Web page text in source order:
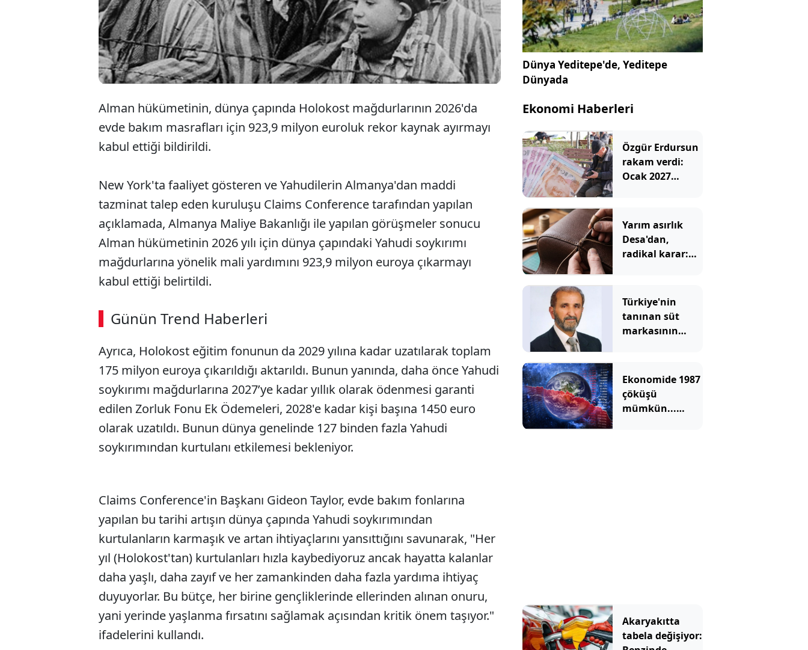
Alman hükümetinin, dünya çapında Holokost mağdurlarının 2026'da
evde bakım masrafları için 923,9 milyon euroluk rekor kaynak ayırmayı
kabul ettiği bildirildi.
New York'ta faaliyet gösteren ve Yahudilerin Almanya'dan maddi
tazminat talep eden kuruluşu Claims Conference tarafından yapılan
açıklamada, Almanya Maliye Bakanlığı ile yapılan görüşmeler sonucu
Alman hükümetinin 2026 yılı için dünya çapındaki Yahudi soykırımı
mağdurlarına yönelik mali yardımını 923,9 milyon euroya çıkarmayı
kabul ettiği belirtildi.
Günün Trend Haberleri
SÖZCÜ SON DAKİKA
Ayrıca, Holokost eğitim fonunun da 2029 yılına kadar uzatılarak toplam
175 milyon euroya çıkarıldığı aktarıldı. Bunun yanında, daha önce Yahudi
soykırımı mağdurlarına 2027’ye kadar yıllık olarak ödenmesi garanti
edilen Zorluk Fonu Ek Ödemeleri, 2028'e kadar kişi başına 1450 euro
olarak uzatıldı. Bunun dünya genelinde 127 binden fazla Yahudi
soykırımından kurtulanı etkilemesi bekleniyor.
Claims Conference'in Başkanı Gideon Taylor, evde bakım fonlarına
yapılan bu tarihi artışın dünya çapında Yahudi soykırımından
kurtulanların karmaşık ve artan ihtiyaçlarını yansıttığını savunarak, "Her
yıl (Holokost'tan) kurtulanları hızla kaybediyoruz ancak hayatta kalanlar
daha yaşlı, daha zayıf ve her zamankinden daha fazla yardıma ihtiyaç
duyuyorlar. Bu bütçe, her birine gençliklerinde ellerinden alınan onuru,
yani yerinde yaşlanma fırsatını sağlamak açısından kritik önem taşıyor."
ifadelerini kullandı.
Dünya Yeditepe'de, Yeditepe
Dünyada
Ekonomi Haberleri
Özgür Erdursun
rakam verdi:
Ocak 2027
netleşiyor
Yarım asırlık
Desa'dan,
radikal karar:
Türkiye'nin
tanınan süt
markasının
Ekonomide 1987
çöküşü
mümkün...
Akaryakıtta
tabela değişiyor: